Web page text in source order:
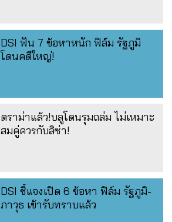
DSI ฟัน 7 ข้อหาหนัก ฟิล์ม รัฐภูมิ
โดนคดีใหญ่!
ดราม่าแล้ว!บลูโดนรุมถล่ม ไม่เหมาะ
สมคู่ควรกับลิซ่า!
DSI ชี้แจงเปิด 6 ข้อหา ฟิล์ม รัฐภูมิ-
ภาวุธ เข้ารับทราบแล้ว